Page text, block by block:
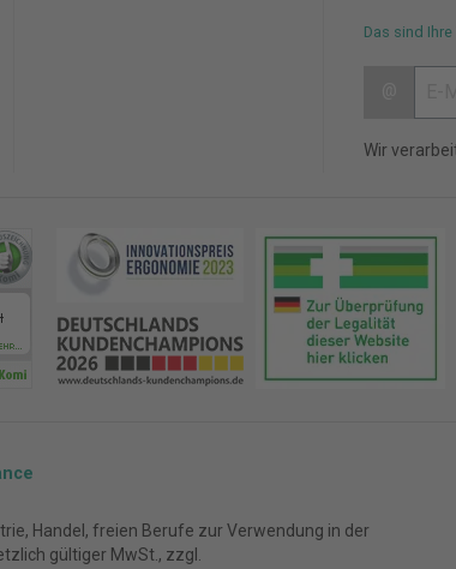
Das sind
Wir
Handel, freien Berufe zur Verwendung in der
gültiger MwSt., zzgl.